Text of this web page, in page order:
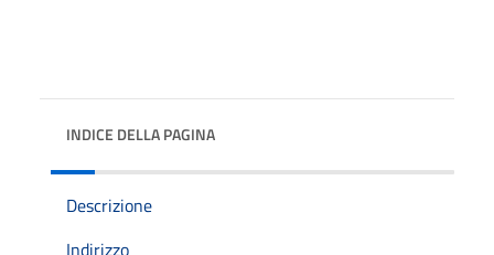
INDICE DELLA PAGINA
Descrizione
Indirizzo